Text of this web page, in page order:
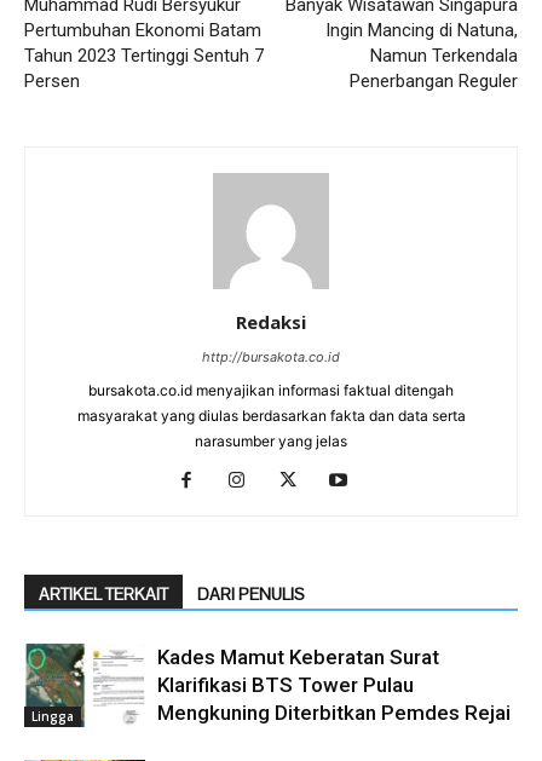
Muhammad Rudi Bersyukur
Pertumbuhan Ekonomi Batam
Tahun 2023 Tertinggi Sentuh 7
Persen
Banyak Wisatawan Singapura
Ingin Mancing di Natuna,
Namun Terkendala
Penerbangan Reguler
Redaksi
http://bursakota.co.id
bursakota.co.id menyajikan informasi faktual ditengah
masyarakat yang diulas berdasarkan fakta dan data serta
narasumber yang jelas
ARTIKEL TERKAIT DARI PENULIS
Lingga
Kades Mamut Keberatan Surat
Klarifikasi BTS Tower Pulau
Mengkuning Diterbitkan Pemdes Rejai